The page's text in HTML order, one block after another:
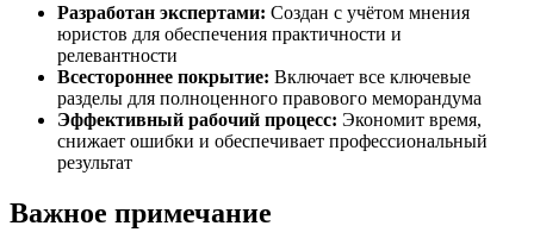
Разработан экспертами: Создан с учётом мнения
юристов для обеспечения практичности и
релевантности
Всестороннее покрытие: Включает все ключевые
разделы для полноценного правового меморандума
Эффективный рабочий процесс: Экономит время,
снижает ошибки и обеспечивает профессиональный
результат
Важное примечание